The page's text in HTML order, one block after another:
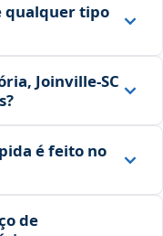
qualquer tipo
Joinville‑SC
é feito no
de